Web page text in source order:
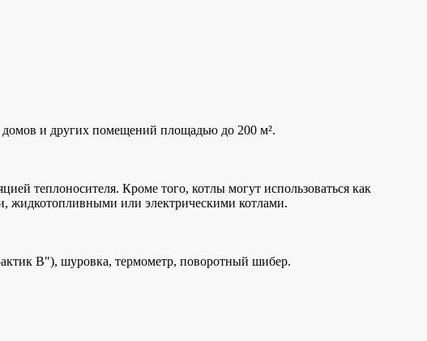
и других помещений площадью до 200 м².
теплоносителя. Кроме того, котлы могут использоваться как
жидкотопливными или электрическими котлами.
В"), шуровка, термометр, поворотный шибер.